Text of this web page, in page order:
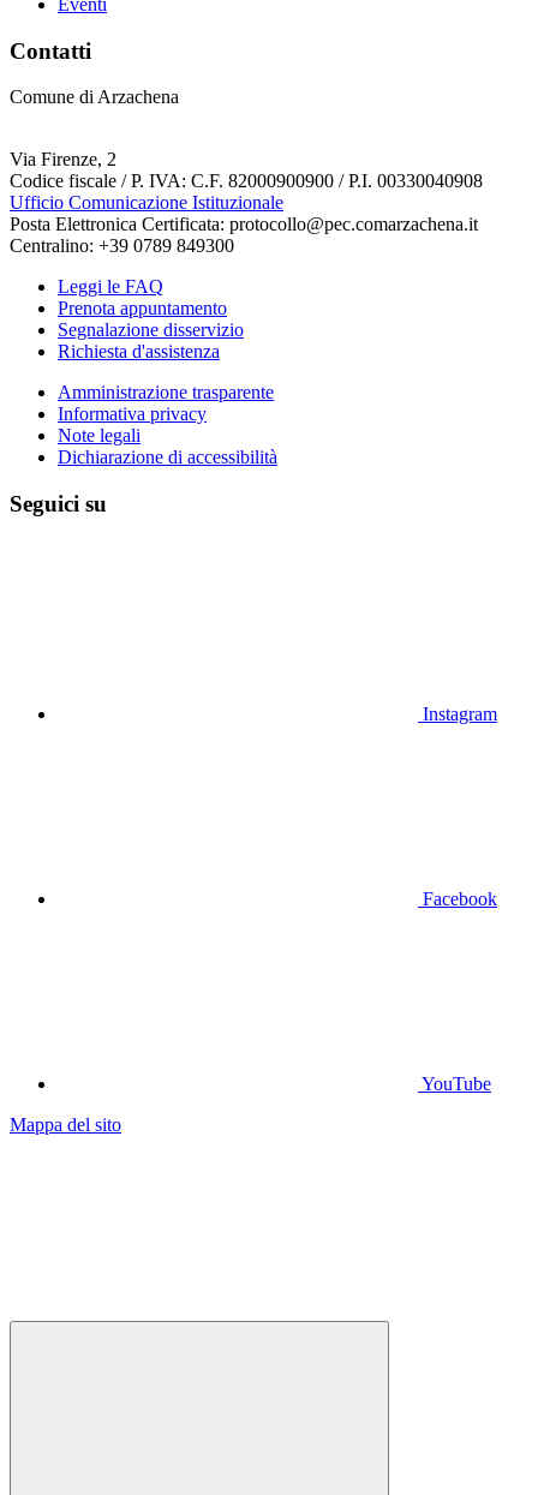
Eventi
Contatti
Comune di Arzachena
Via Firenze, 2
Codice fiscale / P. IVA: C.F. 82000900900 / P.I. 00330040908
Ufficio Comunicazione Istituzionale
Posta Elettronica Certificata: protocollo@pec.comarzachena.it
Centralino: +39 0789 849300
Leggi le FAQ
Prenota appuntamento
Segnalazione disservizio
Richiesta d'assistenza
Amministrazione trasparente
Informativa privacy
Note legali
Dichiarazione di accessibilità
Seguici su
Instagram
Facebook
YouTube
Mappa del sito